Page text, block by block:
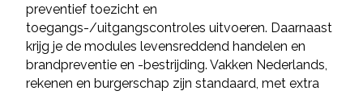
preventief toezicht en
toegangs-/uitgangscontroles uitvoeren. Daarnaast
krijg je de modules levensreddend handelen en
brandpreventie en -bestrijding. Vakken Nederlands,
rekenen en burgerschap zijn standaard, met extra